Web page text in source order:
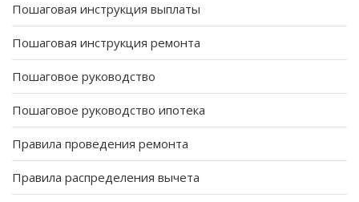
Пошаговая инструкция выплаты
Пошаговая инструкция ремонта
Пошаговое руководство
Пошаговое руководство ипотека
Правила проведения ремонта
Правила распределения вычета